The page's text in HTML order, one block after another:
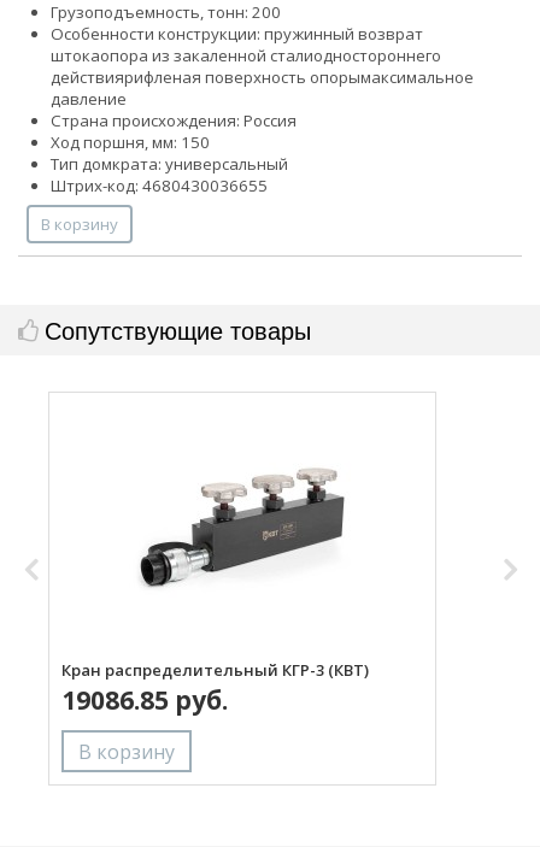
Грузоподъемность, тонн: 200
Особенности конструкции: пружинный возврат
штокаопора из закаленной сталиодностороннего
действиярифленая поверхность опорымаксимальное
давление
Страна происхождения: Россия
Ход поршня, мм: 150
Тип домкрата: универсальный
Штрих-код: 4680430036655
В корзину
Сопутствующие товары
Кран распределительный КГР-3 (КВТ)
19086.85 руб.